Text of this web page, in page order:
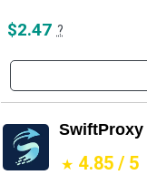
$2.47 ?
SwiftProxy
4.85 / 5